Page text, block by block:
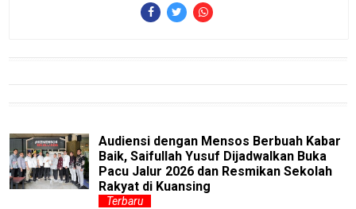
Audiensi dengan Mensos Berbuah Kabar
Baik, Saifullah Yusuf Dijadwalkan Buka
Pacu Jalur 2026 dan Resmikan Sekolah
Rakyat di Kuansing
Terbaru
Traveling
Sport
TeknoPedia